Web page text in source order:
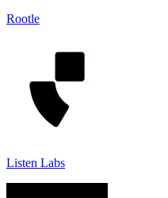
Rootle
Listen Labs